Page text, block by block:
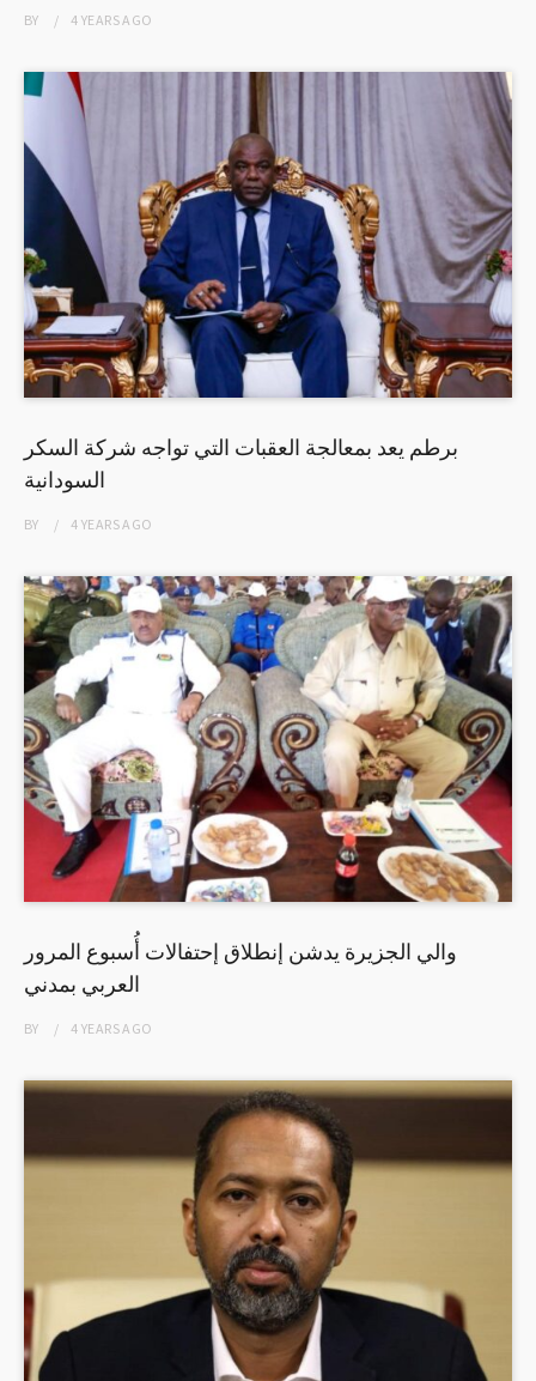
BY 4 YEARSAGO
برطم يعد بمعالجة العقبات التي تواجه شركة السكر
السودانية
BY 4 YEARSAGO
والي الجزيرة يدشن إنطلاق إحتفالات أُسبوع المرور
العربي بمدني
BY 4 YEARSAGO